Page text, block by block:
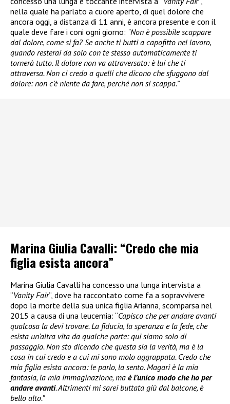
nella quale ha parlato a cuore aperto, di quel dolore che
ancora oggi, a distanza di 11 anni, è ancora presente e con il
quale deve fare i coni ogni giorno: “Non è possibile scappare
dal dolore, come si fa? Se anche ti butti a capofitto nel lavoro,
quando resterai da solo con te stesso automaticamente ti
tornerà tutto. Il dolore non va attraversato: è lui che ti
attraversa. Non ci credo a quelli che dicono che sfuggono dal
dolore: non c’è niente da fare, perché non si scappa.”
Marina Giulia Cavalli: “Credo che mia
figlia esista ancora”
Marina Giulia Cavalli ha concesso una lunga intervista a
“Vanity Fair“, dove ha raccontato come fa a sopravvivere
dopo la morte della sua unica figlia Arianna, scomparsa nel
2015 a causa di una leucemia: “Capisco che per andare avanti
qualcosa la devi trovare. La fiducia, la speranza e la fede, che
esista un’altra vita da qualche parte: qui siamo solo di
passaggio. Non sto dicendo che questa sia la verità, ma è la
cosa in cui credo e a cui mi sono molo aggrappata. Credo che
mia figlia esista ancora: le parlo, la sento. Magari è la mia
fantasia, la mia immaginazione, ma è l’unico modo che ho per
andare avanti. Altrimenti mi sarei buttata giù dal balcone, è
bello alto.”